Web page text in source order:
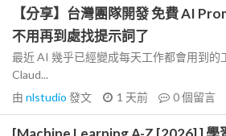
【分享】台灣團隊開發 免費 AI
不用再到處找提示詞了
最近 AI 幾乎已經變成每天工作都會用到的
Claud...
由 nlstudio 發文 1 天前 0個留言